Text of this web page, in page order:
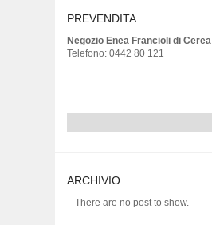
PREVENDITA
Negozio Enea Francioli di Cerea
Telefono: 0442 80 121
per:
ARCHIVIO
There are no post to show.